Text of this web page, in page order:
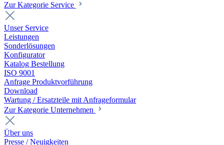
Zur Kategorie Service
Unser Service
Leistungen
Sonderlösungen
Konfigurator
Katalog Bestellung
ISO 9001
Anfrage Produktvorführung
Download
Wartung / Ersatzteile mit Anfrageformular
Zur Kategorie Unternehmen
Über uns
Presse / Neuigkeiten